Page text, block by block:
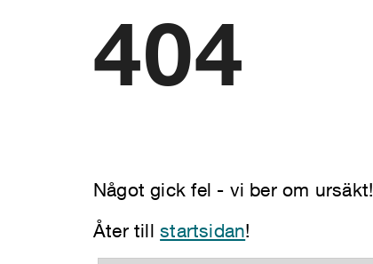
404
Något gick fel - vi ber om ursäkt!
Åter tillstartsidan!